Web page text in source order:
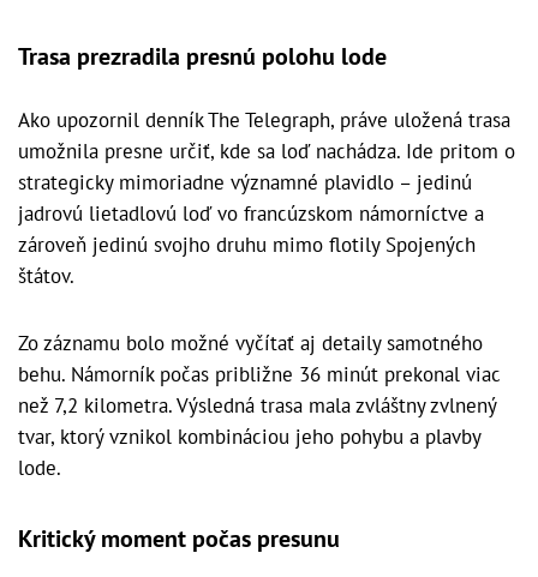
Trasa prezradila presnú polohu lode
Ako upozornil denník The Telegraph, práve uložená trasa
umožnila presne určiť, kde sa loď nachádza. Ide pritom o
strategicky mimoriadne významné plavidlo – jedinú
jadrovú lietadlovú loď vo francúzskom námorníctve a
zároveň jedinú svojho druhu mimo flotily Spojených
štátov.
Zo záznamu bolo možné vyčítať aj detaily samotného
behu. Námorník počas približne 36 minút prekonal viac
než 7,2 kilometra. Výsledná trasa mala zvláštny zvlnený
tvar, ktorý vznikol kombináciou jeho pohybu a plavby
lode.
Kritický moment počas presunu